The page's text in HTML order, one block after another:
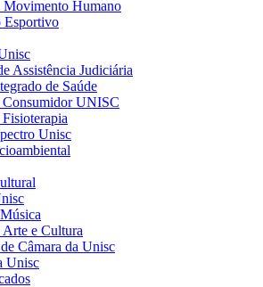
Humano
Esportivo
Assistência Judiciária
de Saúde
Consumidor UNISC
Unisc
e Cultura
Câmara da Unisc
Unisc